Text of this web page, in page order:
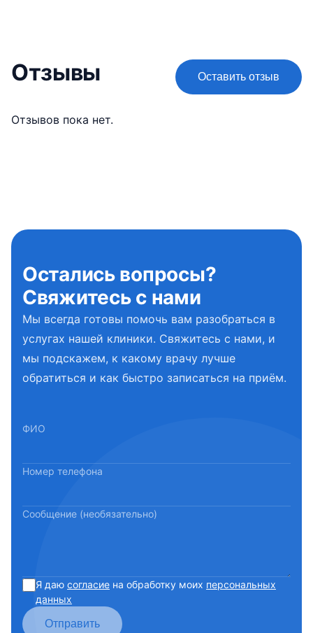
Отзывы Оставить отзыв
Отзывов пока нет.
Остались вопросы?
Свяжитесь с нами
Мы всегда готовы помочь вам разобраться в
услугах нашей клиники. Свяжитесь с нами, и
мы подскажем, к какому врачу лучше
обратиться и как быстро записаться на приём.
ФИО
Номер телефона
Сообщение (необязательно)
Я даю согласие на обработку моих персональных
данных
Отправить